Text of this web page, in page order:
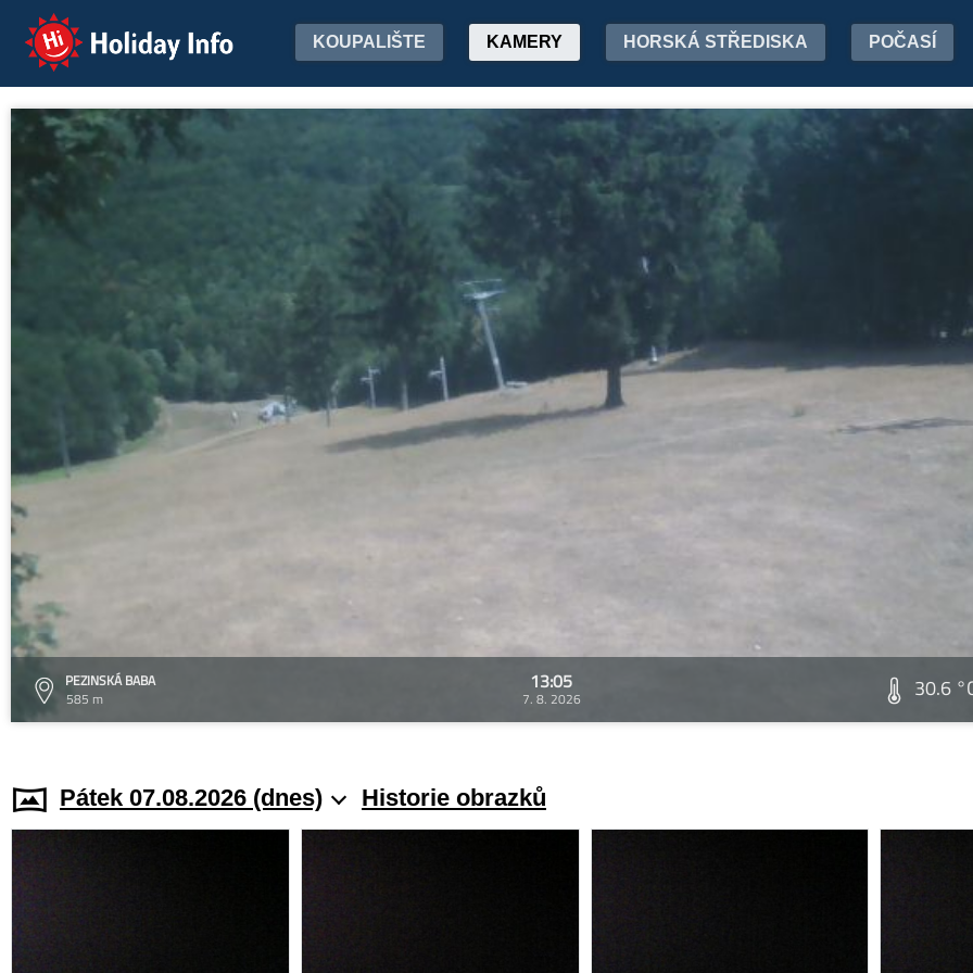
Holiday Info KOUPALIŠTE KAMERY HORSKÁ STŘEDISKA POČASÍ
PEZINSKÁ BABA
585 m
13:05
7. 8. 2026 30.6
Pátek 07.08.2026 (dnes) Historie obrazků